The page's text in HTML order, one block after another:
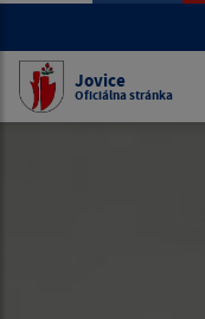
Jovice
Oficiálna stránka